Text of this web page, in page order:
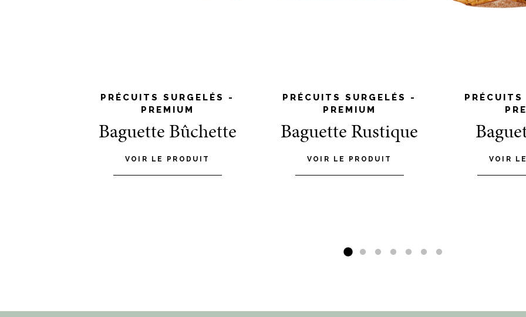
PRÉCUITS SURGELÉS -
PREMIUM
Baguette Bûchette
VOIR LE PRODUIT
PRÉCUITS SURGELÉS -
PREMIUM
Baguette Rustique
VOIR LE PRODUIT VOIR